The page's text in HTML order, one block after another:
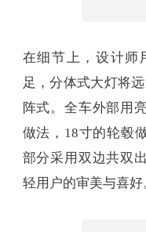
在细节上，设计师
足，分体式大灯将
阵式。全车外部用
做法，18寸的轮毂
部分采用双边共双
轻用户的审美与喜好